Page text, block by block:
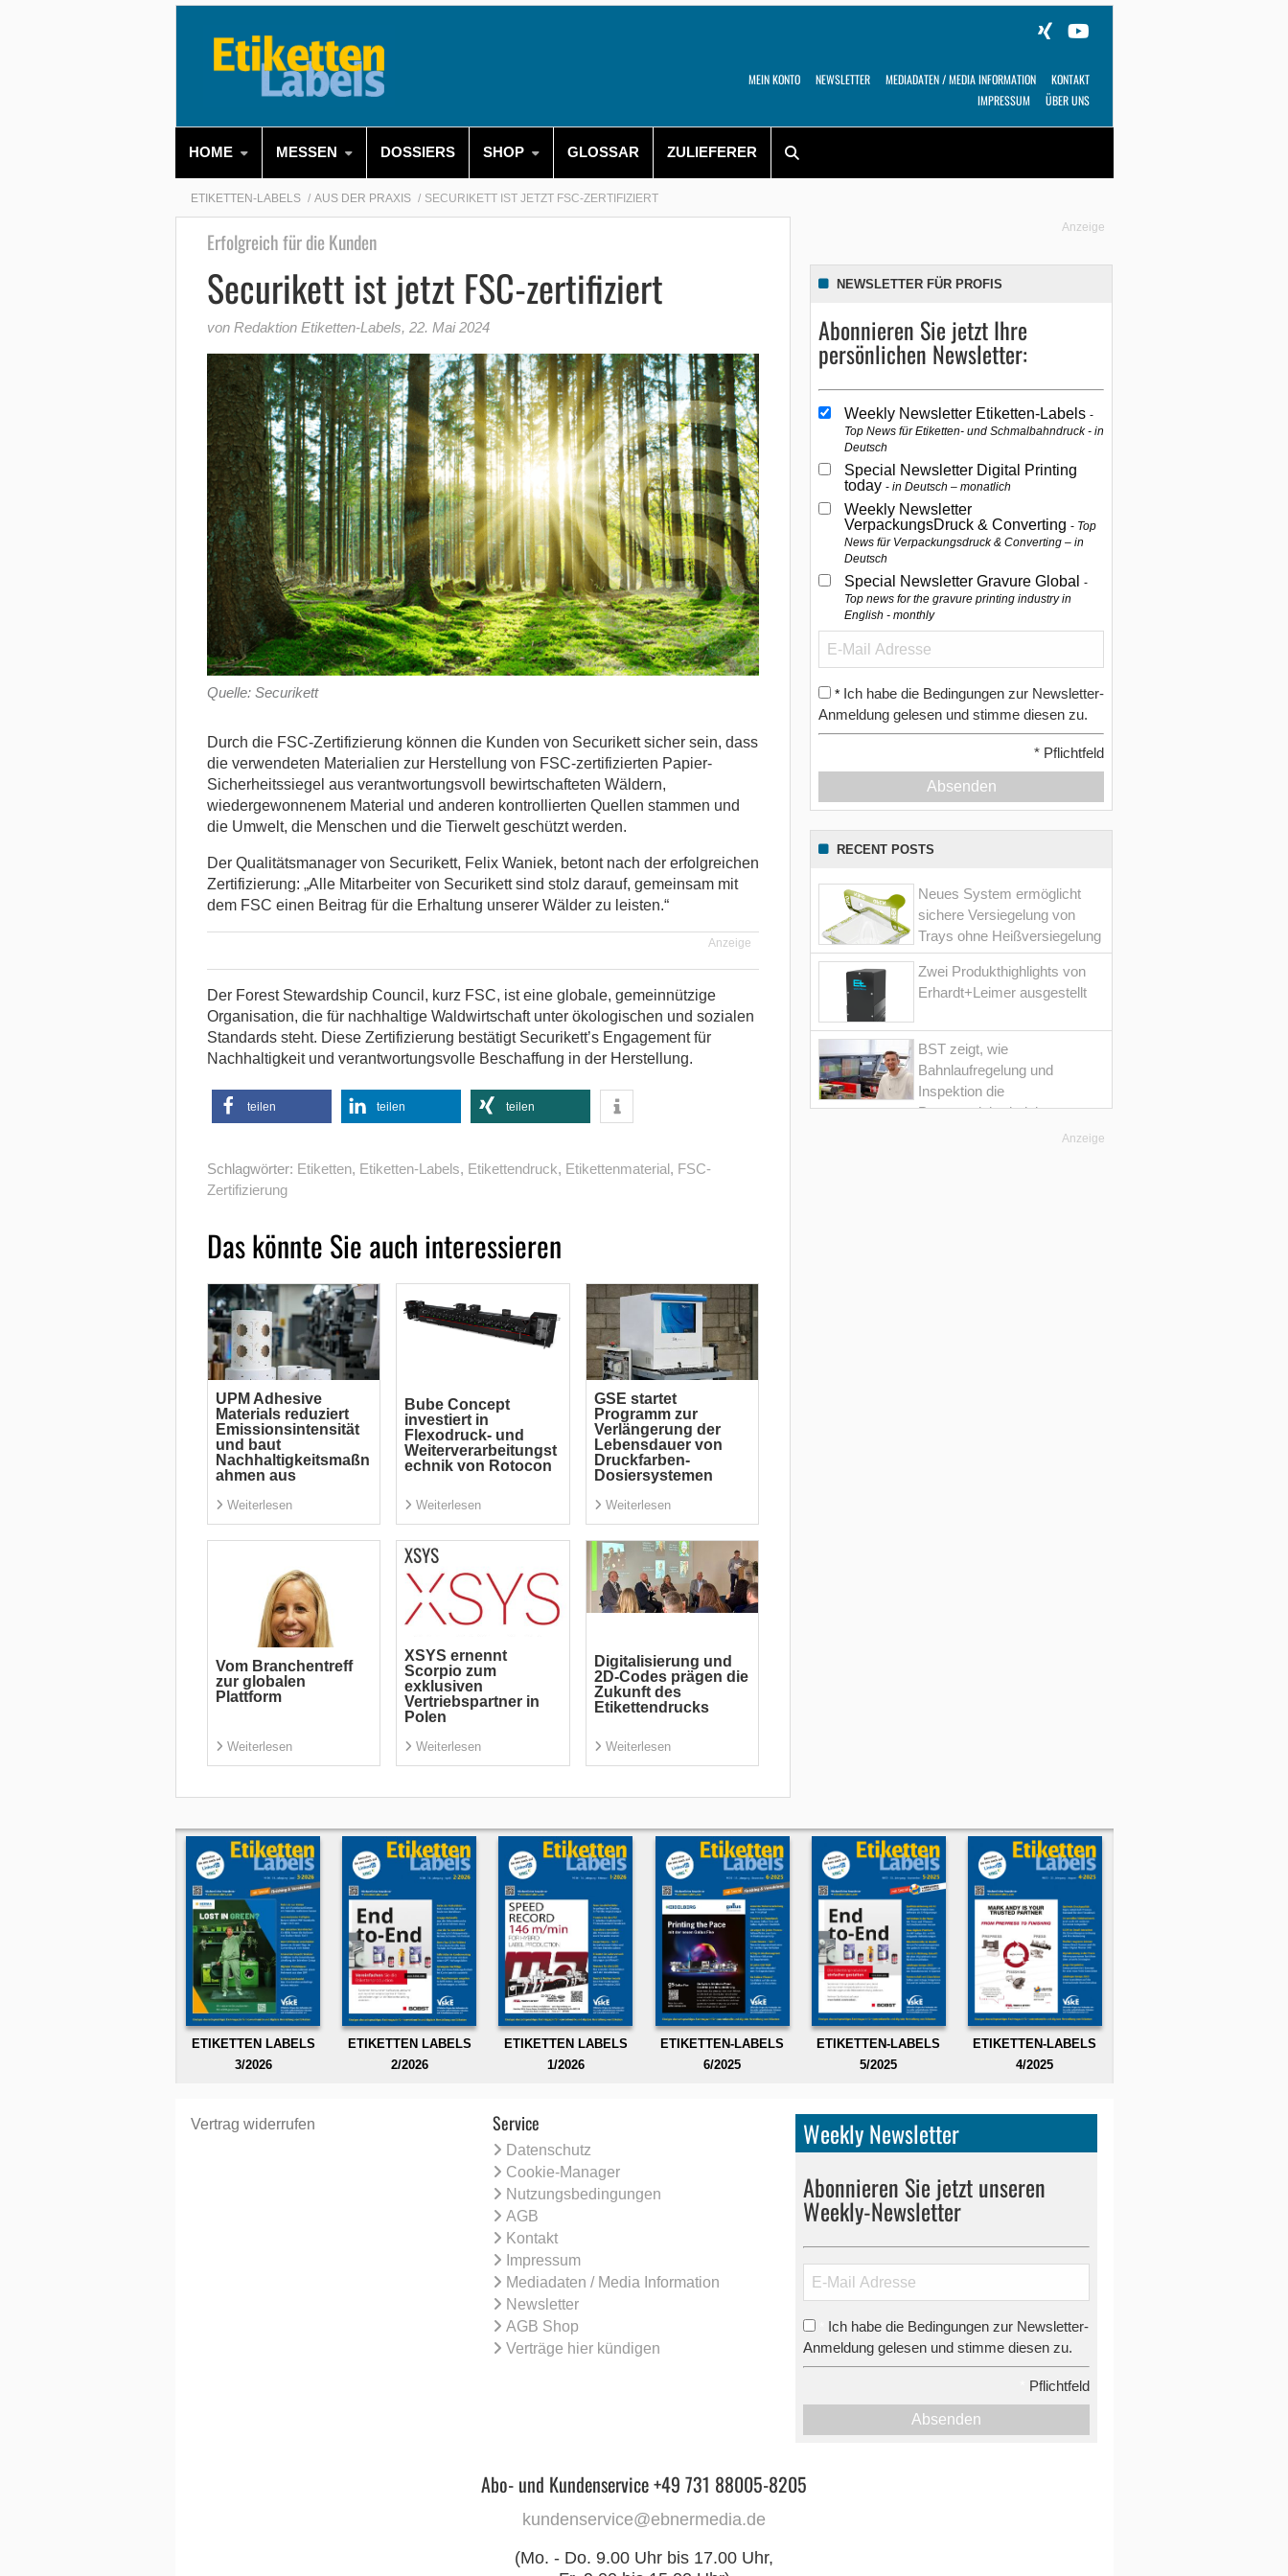
MEIN KONTO NEWSLETTER MEDIADATEN / MEDIA INFORMATION
KONTAKT
IMPRESSUM
ÜBER UNS
HOME MESSEN DOSSIERS SHOP GLOSSAR ZULIEFERER
ETIKETTEN-LABELS AUS DER PRAXIS SECURIKETT IST JETZT FSC-ZERTIFIZIERT
Erfolgreich für die Kunden
Securikett ist jetzt FSC-zertifiziert
von Redaktion Etiketten-Labels, 22. Mai 2024
Quelle: Securikett
Durch die FSC-Zertifizierung können die Kunden von Securikett sicher sein, dass
die verwendeten Materialien zur Herstellung von FSC-zertifizierten Papier-
Sicherheitssiegel aus verantwortungsvoll bewirtschafteten Wäldern,
wiedergewonnenem Material und anderen kontrollierten Quellen stammen und
die Umwelt, die Menschen und die Tierwelt geschützt werden.
Der Qualitätsmanager von Securikett, Felix Waniek, betont nach der erfolgreichen
Zertifizierung: „Alle Mitarbeiter von Securikett sind stolz darauf, gemeinsam mit
dem FSC einen Beitrag für die Erhaltung unserer Wälder zu leisten.“
Anzeige
Der Forest Stewardship Council, kurz FSC, ist eine globale, gemeinnützige
Organisation, die für nachhaltige Waldwirtschaft unter ökologischen und sozialen
Standards steht. Diese Zertifizierung bestätigt Securikett’s Engagement für
Nachhaltigkeit und verantwortungsvolle Beschaffung in der Herstellung.
teilen teilen teilen
Schlagwörter: Etiketten, Etiketten-Labels, Etikettendruck, Etikettenmaterial, FSC-
Zertifizierung
Das könnte Sie auch interessieren
UPM Adhesive
Materials reduziert
Emissionsintensität
und baut
Nachhaltigkeitsmaßn
ahmen aus
Weiterlesen
Bube Concept
investiert in
Flexodruck- und
Weiterverarbeitungst
echnik von Rotocon
Weiterlesen
GSE startet
Programm zur
Verlängerung der
Lebensdauer von
Druckfarben-
Dosiersystemen
Weiterlesen
Vom Branchentreff
zur globalen
Plattform
Weiterlesen
XSYS ernennt
Scorpio zum
exklusiven
Vertriebspartner in
Polen
Weiterlesen
Digitalisierung und
2D-Codes prägen die
Zukunft des
Etikettendrucks
Weiterlesen
Anzeige
NEWSLETTER FÜR PROFIS
Abonnieren Sie jetzt Ihre
persönlichen Newsletter:
Weekly Newsletter Etiketten-Labels
Top News für Etiketten- und Schmalbahndruck - in
Deutsch
Special Newsletter Digital Printing
today in Deutsch – monatlich
Weekly Newsletter
VerpackungsDruck & Converting Top
News für Verpackungsdruck & Converting – in
Deutsch
Special Newsletter Gravure Global
Top news for the gravure printing industry in
English - monthly
* Ich habe die Bedingungen zur Newsletter-
Anmeldung gelesen und stimme diesen zu.
* Pflichtfeld
Absenden
RECENT POSTS
Neues System ermöglicht
sichere Versiegelung von
Trays ohne Heißversiegelung
Zwei Produkthighlights von
Erhardt+Leimer ausgestellt
BST zeigt, wie
Bahnlaufregelung und
Inspektion die
Prozesssicherheit im
Anzeige
ETIKETTEN LABELS
3/2026
ETIKETTEN LABELS
2/2026
ETIKETTEN LABELS
1/2026
ETIKETTEN-LABELS
6/2025
ETIKETTEN-LABELS
5/2025
ETIKETTEN-LABELS
4/2025
Vertrag widerrufen Service
Datenschutz
Cookie-Manager
Nutzungsbedingungen
AGB
Kontakt
Impressum
Mediadaten / Media Information
Newsletter
AGB Shop
Verträge hier kündigen
Weekly Newsletter
Abonnieren Sie jetzt unseren
Weekly-Newsletter
Ich habe die Bedingungen zur Newsletter-
Anmeldung gelesen und stimme diesen zu.
Pflichtfeld
Absenden
Abo- und Kundenservice +49 731 88005-8205
kundenservice@ebnermedia.de
(Mo. - Do. 9.00 Uhr bis 17.00 Uhr,